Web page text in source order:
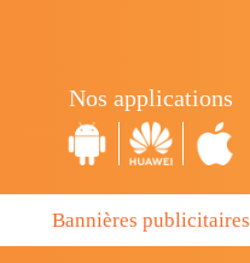
Nos applications
Bannières publicitaires